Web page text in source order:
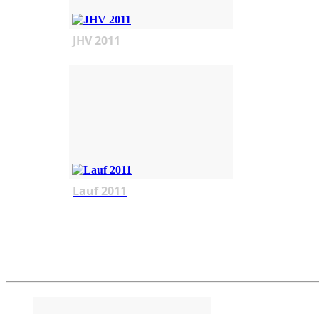
JHV 2011
Lauf 2011